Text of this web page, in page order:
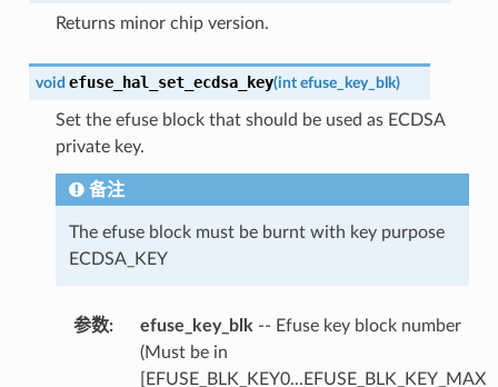
Returns minor chip version.
void efuse_hal_set_ecdsa_key(int efuse_key_blk)
Set the efuse block that should be used as ECDSA
private key.
备注
The efuse block must be burnt with key purpose
ECDSA_KEY
参数 efuse_key_blk -- Efuse key block number
(Must be in
[EFUSE_BLK_KEY0...EFUSE_BLK_KEY_MAX